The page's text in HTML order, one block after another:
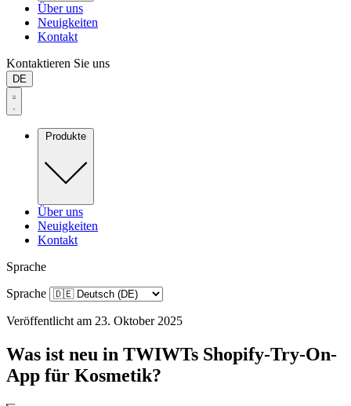
Über uns
Neuigkeiten
Kontakt
Kontaktieren Sie uns
DE
Produkte
Über uns
Neuigkeiten
Kontakt
Sprache
Sprache
Veröffentlicht am 23. Oktober 2025
Was ist neu in TWIWTs Shopify-Try-On-
App für Kosmetik?